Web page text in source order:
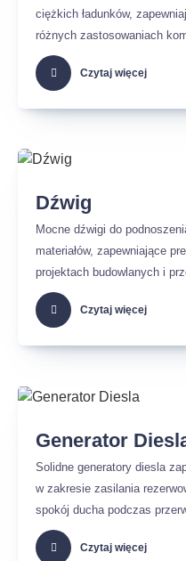
ciężkich ładunków,
różnych zastosowaniach
Czytaj więcej
Dźwig
Mocne dźwigi do
materiałów, zapewniające
projektach budowlanych i
Czytaj więcej
Generator
Solidne generatory diesla
w zakresie zasilania
spokój ducha podczas
Czytaj więcej